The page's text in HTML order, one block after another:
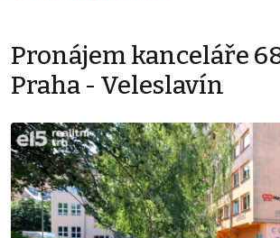
Pronájem kanceláře
Praha - Veleslavín